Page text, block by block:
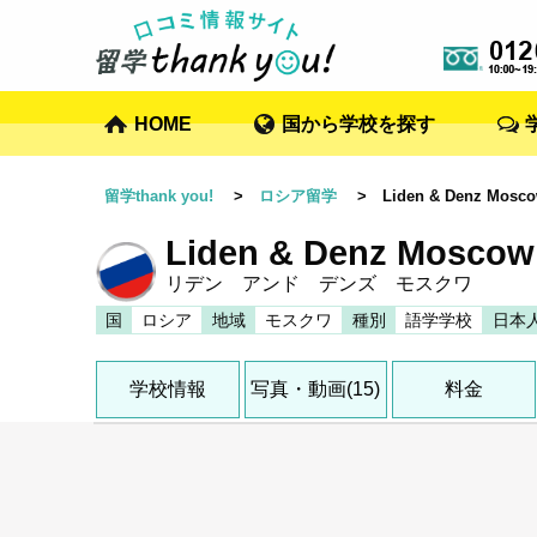
HOME 国から学校を探す
留学thank you! > ロシア留学 > Liden & Denz
Liden & Denz Moscow
リデン アンド デンズ モスクワ
国 ロシア 地域 モスクワ 種別 語学学校 日本
学校情報 写真・動画(15) 料金